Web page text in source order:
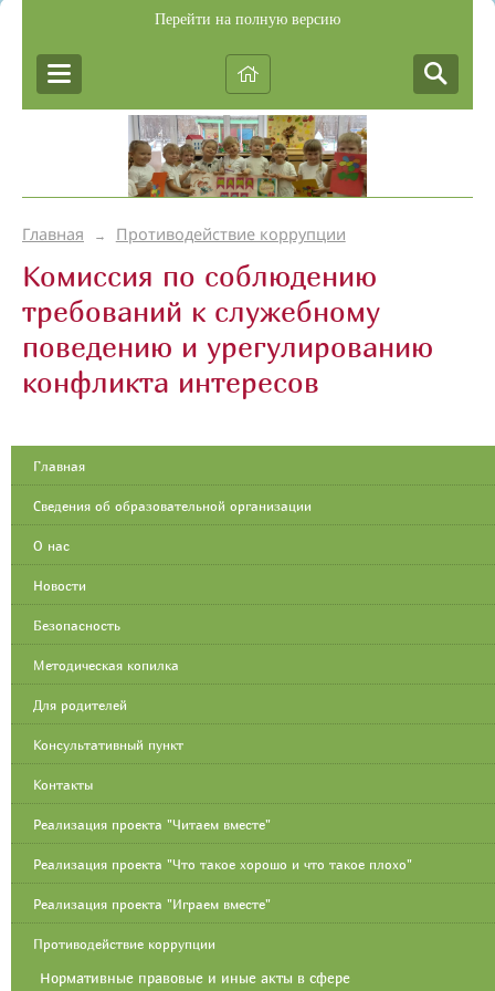
Перейти на полную версию
Главная → Противодействие коррупции
Комиссия по соблюдению
требований к служебному
поведению и урегулированию
конфликта интересов
Главная
Сведения об образовательной организации
О нас
Новости
Безопасность
Методическая копилка
Для родителей
Консультативный пункт
Контакты
Реализация проекта "Читаем вместе"
Реализация проекта "Что такое хорошо и что такое плохо"
Реализация проекта "Играем вместе"
Противодействие коррупции
Нормативные правовые и иные акты в сфере